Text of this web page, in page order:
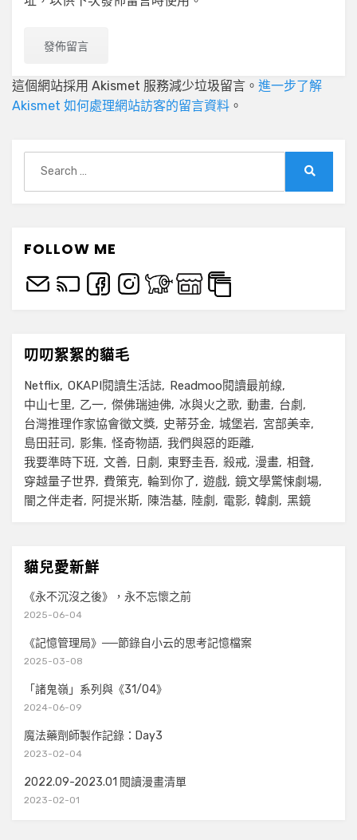
這個網站採用 Akismet 服務減少垃圾留言。 進一步了解
Akismet 如何處理網站訪客的留言資料 。
for:
FOLLOW ME
叨叨絮絮的貓毛
Netflix OKAPI閱讀生活誌
Readmoo閱讀最前線
中山七里
乙一 傑佛瑞迪佛 冰與火之歌 動畫
台劇
台灣推理作家協會徵文獎
史蒂芬金 城堡岩
宮部美幸
島田莊司
影集 怪奇物語 我們與惡的距離
我要準時下班
文善 日劇 東野圭吾 殺戒 漫畫 相聲
穿越量子世界
費策克 輪到你了 遊戲 鏡文學驚悚劇場
闇之伴走者
阿提米斯 陳浩基 陸劇 電影 韓劇 黑鏡
貓兒愛新鮮
《永不沉沒之後》，永不忘懷之前
2025-06-04
《記憶管理局》──節錄自小云的思考記憶檔案
2025-03-08
「諸鬼嶺」系列與《31/04》
2024-06-09
魔法藥劑師製作記錄：Day3
2023-02-04
2022.09-2023.01 閱讀漫畫清單
2023-02-01